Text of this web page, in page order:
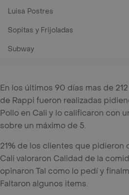
Luisa Postres
Sopitas y Frijoladas
Subway
En los últimos 90 días mas de
de Rappi fueron realizadas
Pollo en Cali y lo calificaron con
sobre un máximo de 5.
21% de los clientes que pidieron
Cali valoraron Calidad de la
opinaron Tal como lo pedí y
Faltaron algunos items.